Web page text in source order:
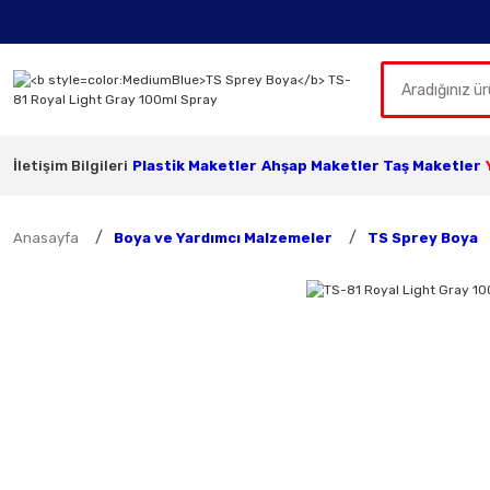
İletişim Bilgileri Plastik Maketler Ahşap Maketler Taş Maketler
Anasayfa Boya ve Yardımcı Malzemeler TS Sprey Boya